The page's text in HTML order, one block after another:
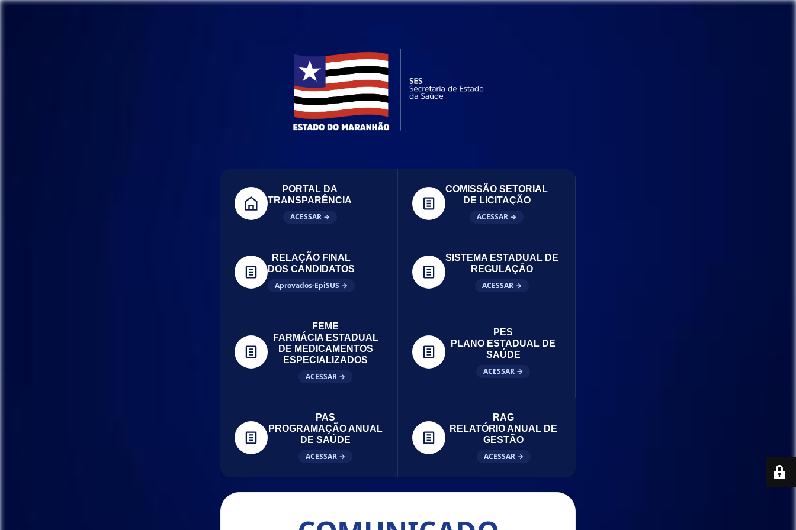
PORTAL DA
TRANSPARÊNCIA
ACESSAR →
COMISSÃO SETORIAL
DE LICITAÇÃO
ACESSAR →
RELAÇÃO FINAL
DOS CANDIDATOS
Aprovados-EpiSUS →
SISTEMA ESTADUAL DE
REGULAÇÃO
ACESSAR →
FEME
FARMÁCIA ESTADUAL
DE MEDICAMENTOS
ESPECIALIZADOS
ACESSAR →
PES
PLANO ESTADUAL DE
SAÚDE
ACESSAR →
PAS
PROGRAMAÇÃO ANUAL
DE SAÚDE
ACESSAR →
RAG
RELATÓRIO ANUAL DE
GESTÃO
ACESSAR →